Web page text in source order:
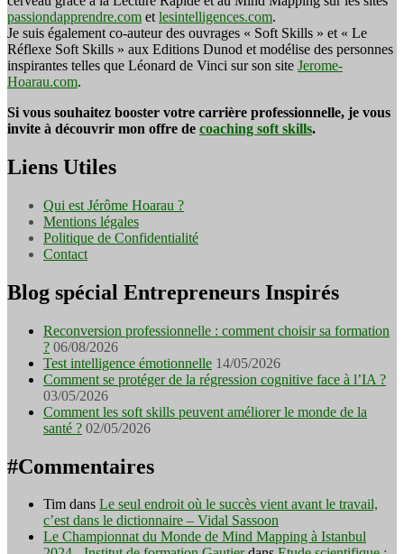
passiondapprendre.com et lesintelligences.com.
Je suis également co-auteur des ouvrages « Soft Skills » et « Le
Réflexe Soft Skills » aux Editions Dunod et modélise des personnes
inspirantes telles que Léonard de Vinci sur son site Jerome-
Hoarau.com.
Si vous souhaitez booster votre carrière professionnelle, je vous
invite à découvrir mon offre de coaching soft skills.
Liens Utiles
Qui est Jérôme Hoarau ?
Mentions légales
Politique de Confidentialité
Contact
Blog spécial Entrepreneurs Inspirés
Reconversion professionnelle : comment choisir sa formation
? 06/08/2026
Test intelligence émotionnelle 14/05/2026
Comment se protéger de la régression cognitive face à l’IA ?
03/05/2026
Comment les soft skills peuvent améliorer le monde de la
santé ? 02/05/2026
#Commentaires
Tim dans Le seul endroit où le succès vient avant le travail,
c’est dans le dictionnaire – Vidal Sassoon
Le Championnat du Monde de Mind Mapping à Istanbul